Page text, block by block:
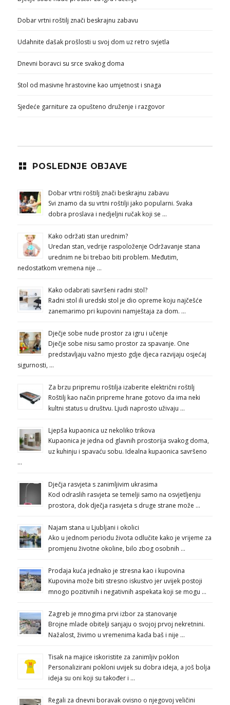
Dobar vrtni roštilj znači beskrajnu zabavu
Udahnite dašak prošlosti u svoj dom uz retro svjetla
Dnevni boravci su srce svakog doma
Stol od masivne hrastovine kao umjetnost i snaga
Sjedeće garniture za opušteno druženje i razgovor
POSLEDNJE OBJAVE
Dobar vrtni roštilj znači beskrajnu zabavu
Svi znamo da su vrtni roštilji jako popularni. Svaka
dobra proslava i nedjeljni ručak koji se …
Kako održati stan urednim?
Uredan stan, vedrije raspoloženje Održavanje stana
urednim ne bi trebao biti problem. Međutim,
nedostatkom vremena nije …
Kako odabrati savršeni radni stol?
Radni stol ili uredski stol je dio opreme koju najčešće
zanemarimo pri kupovini namještaja za dom. …
Dječje sobe nude prostor za igru i učenje
Dječje sobe nisu samo prostor za spavanje. One
predstavljaju važno mjesto gdje djeca razvijaju osjećaj
sigurnosti, …
Za brzu pripremu roštilja izaberite električni roštilj
Roštilj kao način pripreme hrane gotovo da ima neki
kultni status u društvu. Ljudi naprosto uživaju …
Ljepša kupaonica uz nekoliko trikova
Kupaonica je jedna od glavnih prostorija svakog doma,
uz kuhinju i spavaću sobu. Idealna kupaonica savršeno
…
Dječja rasvjeta s zanimljivim ukrasima
Kod odraslih rasvjeta se temelji samo na osvjetljenju
prostora, dok dječja rasvjeta s druge strane može …
Najam stana u Ljubljani i okolici
Ako u jednom periodu života odlučite kako je vrijeme za
promjenu životne okoline, bilo zbog osobnih …
Prodaja kuća jednako je stresna kao i kupovina
Kupovina može biti stresno iskustvo jer uvijek postoji
mnogo pozitivnih i negativnih aspekata koji se mogu …
Zagreb je mnogima prvi izbor za stanovanje
Brojne mlade obitelji sanjaju o svojoj prvoj nekretnini.
Nažalost, živimo u vremenima kada baš i nije …
Tisak na majice iskoristite za zanimljiv poklon
Personalizirani pokloni uvijek su dobra ideja, a još bolja
ideja su oni koji su također i …
Regali za dnevni boravak ovisno o njegovoj veličini